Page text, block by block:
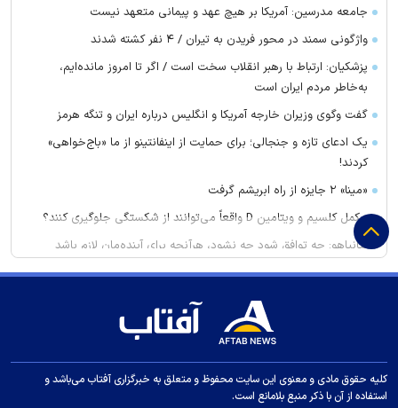
جامعه مدرسین: آمریکا بر هیچ عهد و پیمانی متعهد نیست
واژگونی سمند در محور فریدن به تیران / ۴ نفر کشته شدند
پزشکیان: ارتباط با رهبر انقلاب سخت است / اگر تا امروز مانده‌ایم،
به‌خاطر مردم ایران است
گفت وگوی وزیران خارجه آمریکا و انگلیس درباره ایران و تنگه هرمز
یک ادعای تازه و جنجالی؛ برای حمایت از اینفانتینو از ما «باج‌خواهی»
کردند!
«مینا» ۲ جایزه از راه ابریشم گرفت
مکمل کلسیم و ویتامین D واقعاً می‌توانند از شکستگی جلوگیری کنند؟
نتانیاهو: چه توافق شود چه نشود، هرآنچه برای آینده‌مان لازم باشد
برنده واقعی تیم ملی در جام جهانی یک پرسپولیسی بود!
پرسپولیس سرمربی تیم چهارم جدول را به خدمت گرفت
کلیه حقوق مادی و معنوی این سایت محفوظ و متعلق به خبرگزاری آفتاب می‌باشد و
استفاده از آن با ذکر منبع بلامانع است.